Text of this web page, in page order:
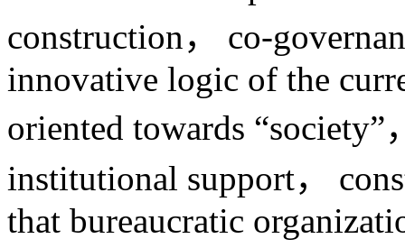
construction， co-
innovative logic of the
oriented towards “society”
institutional support，
that bureaucratic